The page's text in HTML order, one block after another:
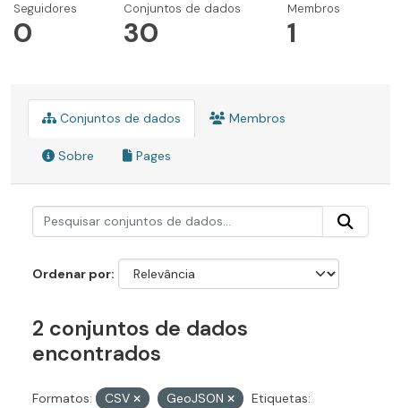
Seguidores
0
Conjuntos de dados
30
Membros
1
Conjuntos de dados Membros
Sobre Pages
Ordenar por
2 conjuntos de dados
encontrados
Formatos: CSV GeoJSON
Etiquetas: